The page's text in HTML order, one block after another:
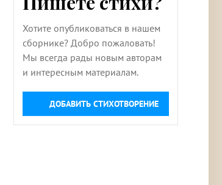
Хотите опубликоваться в нашем
сборнике? Добро пожаловать!
Мы всегда рады новым авторам
и интересным материалам.
ДОБАВИТЬ СТИХОТВОРЕНИЕ